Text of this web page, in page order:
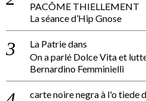
PACÔME THIELLEMENT
La séance d’Hip Gnose
La Patriedans
On a parlé Dolce Vita et
Bernardino Femminielli
carte noire negra à l'o tiede